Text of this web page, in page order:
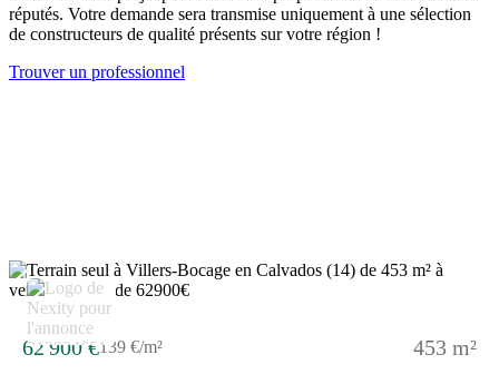
réputés. Votre demande sera transmise uniquement à une sélection
de constructeurs de qualité présents sur votre région !
Trouver un professionnel
2
62 900 €139 €/m² 453 m²